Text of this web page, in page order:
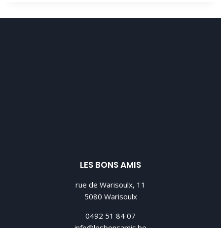
LES BONS AMIS
rue de Warisoulx, 11
5080 Warisoulx
0492 51 84 07